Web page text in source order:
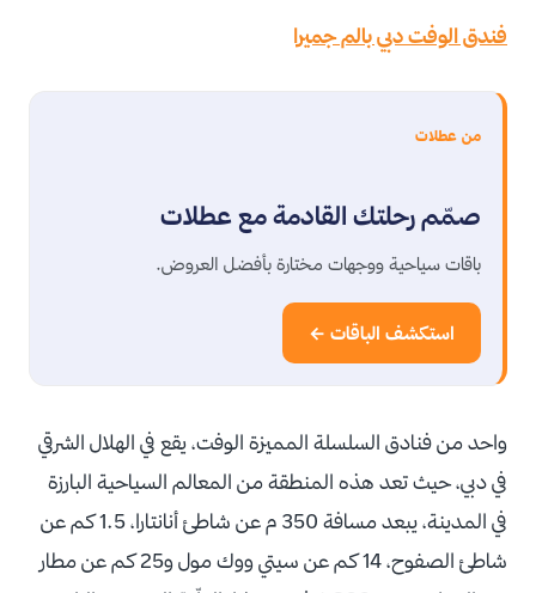
فندق الوفت دبي بالم جميرا
من عطلات
صمّم رحلتك القادمة مع عطلات
باقات سياحية ووجهات مختارة بأفضل العروض.
استكشف الباقات ←
واحد من فنادق السلسلة المميزة الوفت، يقع في الهلال الشرقي
في دبي، حيث تعد هذه المنطقة من المعالم السياحية البارزة
في المدينة، يبعد مسافة 350 م عن شاطئ أنانتارا، 1.5 كم عن
شاطئ الصفوح، 14 كم عن سيتي ووك مول و25 كم عن مطار